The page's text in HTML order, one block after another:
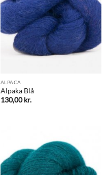
ALPACA
Alpaka Blå
130,00kr.